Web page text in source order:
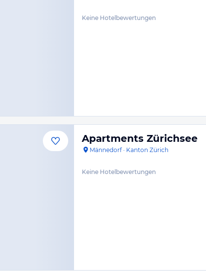
Keine Hotelbewertungen
Apartments Zürichsee
Männedorf· Kanton Zürich
Keine Hotelbewertungen